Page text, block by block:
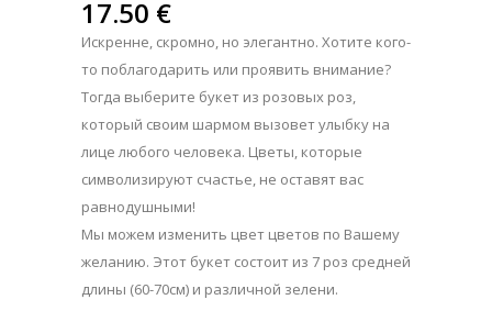
17.50 €
Искренне, скромно, но элегантно. Хотите кого-
то поблагодарить или проявить внимание?
Тогда выберите букет из розовых роз,
который своим шармом вызовет улыбку на
лице любого человека. Цветы, которые
символизируют счастье, не оставят вас
равнодушными!
Мы можем изменить цвет цветов по Вашему
желанию. Этот букет состоит из 7 роз средней
длины (60-70см) и различной зелени.